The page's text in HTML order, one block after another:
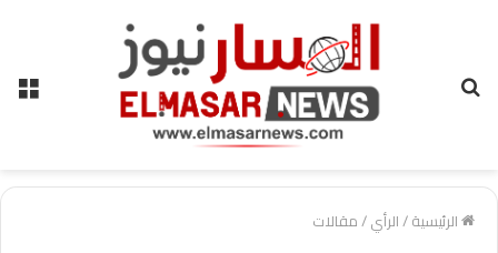
الرئيسية/الرأي/مقالات